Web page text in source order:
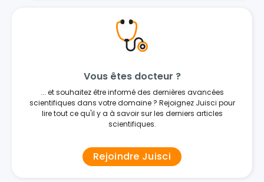
Vous êtes docteur ?
... et souhaitez être informé des dernières avancées
scientifiques dans votre domaine ? Rejoignez Juisci pour
lire tout ce qu'il y a à savoir sur les derniers articles
scientifiques.
Rejoindre Juisci